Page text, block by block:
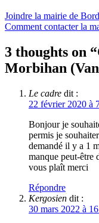
Joindre la mairie de
Comment contacter la
3 thoughts on “
Morbihan
Le cadre dit :
22 février 2020 à
Bonjour je
permis je
demandé il y a 1
manque peut-être
vous plaît merci
Répondre
Kergosien dit :
30 mars 2022 à